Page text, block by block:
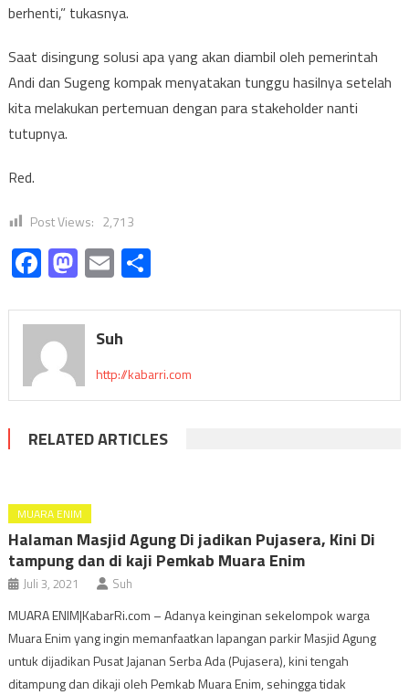
berhenti,” tukasnya.
Saat disingung solusi apa yang akan diambil oleh pemerintah
Andi dan Sugeng kompak menyatakan tunggu hasilnya setelah
kita melakukan pertemuan dengan para stakeholder nanti
tutupnya.
Red.
Post Views: 2,713
Facebook
Mastodon
EmailShare
Suh
http://kabarri.com
RELATED ARTICLES
MUARA ENIM
Halaman Masjid Agung Di jadikan Pujasera, Kini Di
tampung dan di kaji Pemkab Muara Enim
Juli 3, 2021 Suh
MUARA ENIM|KabarRi.com – Adanya keinginan sekelompok warga
Muara Enim yang ingin memanfaatkan lapangan parkir Masjid Agung
untuk dijadikan Pusat Jajanan Serba Ada (Pujasera), kini tengah
ditampung dan dikaji oleh Pemkab Muara Enim, sehingga tidak